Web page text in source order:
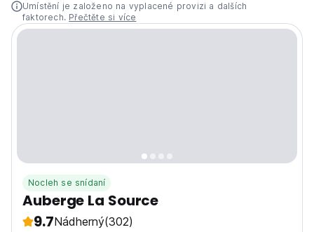
Umístění je založeno na vyplacené provizi a dalších
faktorech. Přečtěte si více
Nocleh se snídaní
Auberge La Source
9.7Nádherný(302)